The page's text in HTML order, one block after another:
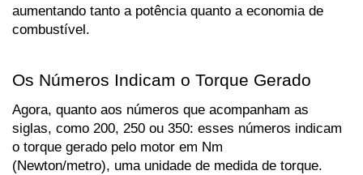
aumentando tanto a potência quanto a economia de
combustível.
Os Números Indicam o Torque Gerado
Agora, quanto aos números que acompanham as
siglas, como 200, 250 ou 350: esses números indicam
o torque gerado pelo motor em Nm
(Newton/metro), uma unidade de medida de torque.